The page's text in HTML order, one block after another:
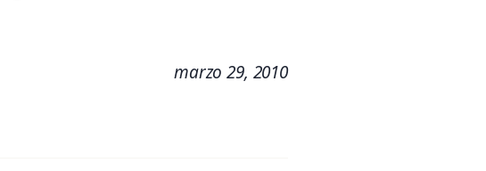
marzo 29, 2010